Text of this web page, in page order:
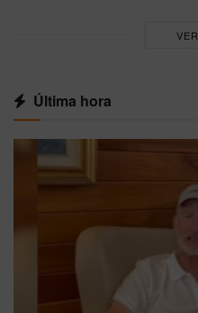
Última hora